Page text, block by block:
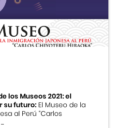
Japonés
Japonesa
los Museos 2021: el
su futuro:El Museo de la
al Perú “Carlos